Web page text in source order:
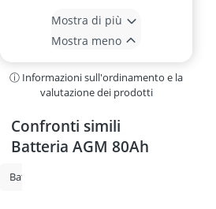
Mostra di più
Mostra meno
ⓘ Informazioni sull'ordinamento e la
valutazione dei prodotti
Confronti simili
Batteria AGM 80Ah
Batteria AGM per camper